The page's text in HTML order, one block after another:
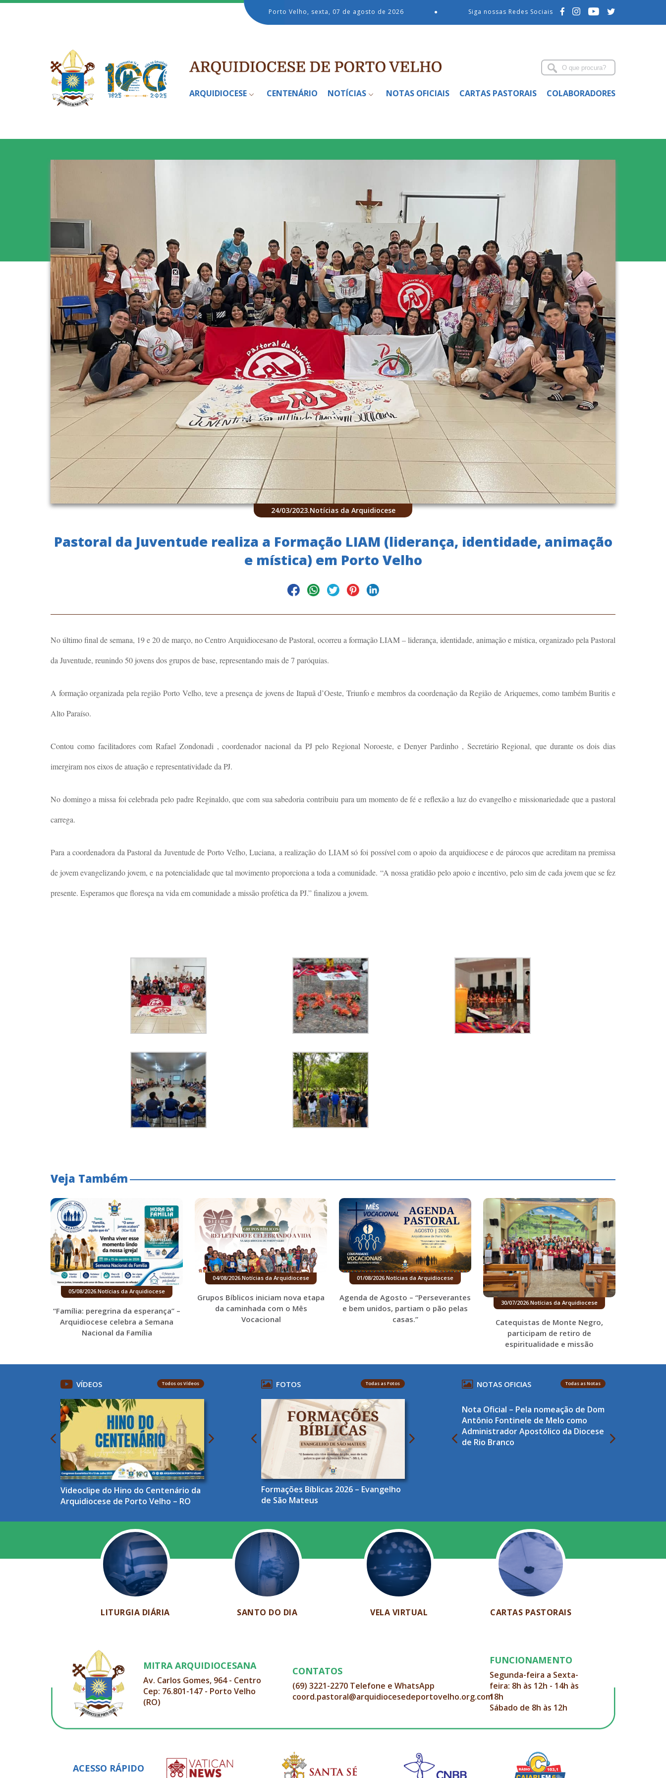
Porto Velho, sexta, 07 de agosto de 2026 ● Siga nossas Redes Sociais
ARQUIDIOCESE CENTENÁRIO NOTÍCIAS NOTAS OFICIAIS CARTAS PASTORAIS COLABORADORES
24/03/2023.Notícias da Arquidiocese
Pastoral da Juventude realiza a Formação LIAM (liderança, identidade, animação
e mística) em Porto Velho
No último final de semana, 19 e 20 de março, no Centro Arquidiocesano de Pastoral, ocorreu a formação LIAM – liderança, identidade, animação e mística, organizado pela Pastoral
da Juventude, reunindo 50 jovens dos grupos de base, representando mais de 7 paróquias.
A formação organizada pela região Porto Velho, teve a presença de jovens de Itapuã d’Oeste, Triunfo e membros da coordenação da Região de Ariquemes, como também Buritis e
Alto Paraíso.
Contou como facilitadores com Rafael Zondonadi , coordenador nacional da PJ pelo Regional Noroeste, e Denyer Pardinho , Secretário Regional, que durante os dois dias
imergiram nos eixos de atuação e representatividade da PJ.
No domingo a missa foi celebrada pelo padre Reginaldo, que com sua sabedoria contribuiu para um momento de fé e reflexão a luz do evangelho e missionariedade que a pastoral
carrega.
Para a coordenadora da Pastoral da Juventude de Porto Velho, Luciana, a realização do LIAM só foi possível com o apoio da arquidiocese e de párocos que acreditam na premissa
de jovem evangelizando jovem, e na potencialidade que tal movimento proporciona a toda a comunidade. “A nossa gratidão pelo apoio e incentivo, pelo sim de cada jovem que se fez
presente. Esperamos que floresça na vida em comunidade a missão profética da PJ.” finalizou a jovem.
Veja Também
05/08/2026.Notícias da Arquidiocese
“Família: peregrina da esperança” –
Arquidiocese celebra a Semana
Nacional da Família
04/08/2026 Notícias da Arquidiocese
Grupos Bíblicos iniciam nova etapa
da caminhada com o Mês
Vocacional
01/08/2026 Notícias da Arquidiocese
Agenda de Agosto – “Perseverantes
e bem unidos, partiam o pão pelas
casas.”
30/07/2026 Notícias da Arquidiocese
Catequistas de Monte Negro,
participam de retiro de
espiritualidade e missão
VÍDEOS Todos os Vídeos
Videoclipe do Hino do Centenário da
Arquidiocese de Porto Velho – RO
FOTOS Todas as Fotos
Formações Bíblicas 2026 – Evangelho
de São Mateus
NOTAS OFICIAS Todas as Notas
Nota Oficial – Pela nomeação de Dom
Antônio Fontinele de Melo como
Administrador Apostólico da Diocese
de Rio Branco
LITURGIA DIÁRIA SANTO DO DIA VELA VIRTUAL CARTAS PASTORAIS
MITRA ARQUIDIOCESANA
Av. Carlos Gomes, 964 - Centro
Cep: 76.801-147 - Porto Velho
(RO)
CONTATOS
(69) 3221-2270 Telefone e WhatsApp
coord.pastoral@arquidiocesedeportovelho.org.com
FUNCIONAMENTO
Segunda-feira a Sexta-
feira: 8h às 12h - 14h às
18h
Sábado de 8h às 12h
ACESSO RÁPIDO